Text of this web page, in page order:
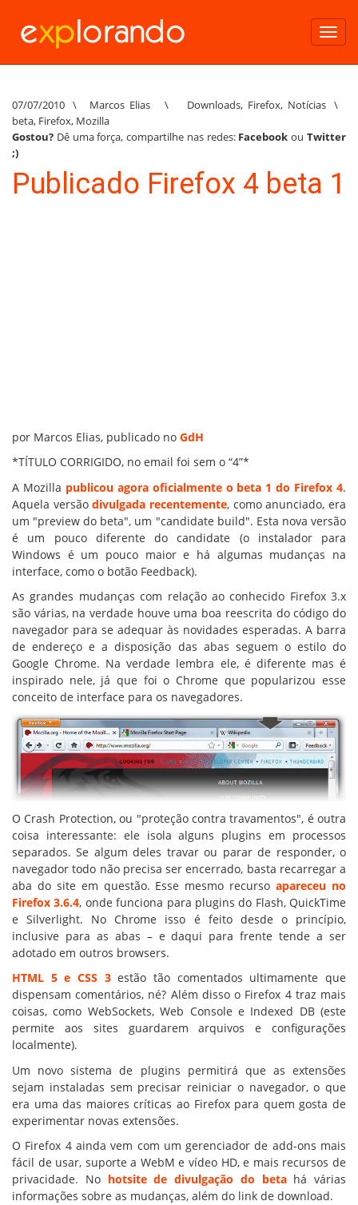
07/07/2010 \ Marcos Elias\ Downloads, Firefox, Notícias \
beta, Firefox, Mozilla
Gostou? Dê uma força, compartilhe nas redes: Facebook ouTwitter
;)
Publicado Firefox 4 beta 1
por Marcos Elias, publicado no GdH
*TÍTULO CORRIGIDO, no email foi sem o “4”*
A Mozilla publicou agora oficialmente o beta 1 do Firefox 4.
Aquela versãodivulgada recentemente, como anunciado, era
um "preview do beta", um "candidate build". Esta nova versão
é um pouco diferente do candidate (o instalador para
Windows é um pouco maior e há algumas mudanças na
interface, como o botão Feedback).
As grandes mudanças com relação ao conhecido Firefox 3.x
são várias, na verdade houve uma boa reescrita do código do
navegador para se adequar às novidades esperadas. A barra
de endereço e a disposição das abas seguem o estilo do
Google Chrome. Na verdade lembra ele, é diferente mas é
inspirado nele, já que foi o Chrome que popularizou esse
conceito de interface para os navegadores.
O Crash Protection, ou "proteção contra travamentos", é outra
coisa interessante: ele isola alguns plugins em processos
separados. Se algum deles travar ou parar de responder, o
navegador todo não precisa ser encerrado, basta recarregar a
aba do site em questão. Esse mesmo recursoapareceu no
Firefox 3.6.4, onde funciona para plugins do Flash, QuickTime
e Silverlight. No Chrome isso é feito desde o princípio,
inclusive para as abas – e daqui para frente tende a ser
adotado em outros browsers.
HTML 5 e CSS 3estão tão comentados ultimamente que
dispensam comentários, né? Além disso o Firefox 4 traz mais
coisas, como WebSockets, Web Console e Indexed DB (este
permite aos sites guardarem arquivos e configurações
localmente).
Um novo sistema de plugins permitirá que as extensões
sejam instaladas sem precisar reiniciar o navegador, o que
era uma das maiores críticas ao Firefox para quem gosta de
experimentar novas extensões.
O Firefox 4 ainda vem com um gerenciador de add-ons mais
fácil de usar, suporte a WebM e vídeo HD, e mais recursos de
privacidade. No hotsite de divulgação do betahá várias
informações sobre as mudanças, além do link de download.